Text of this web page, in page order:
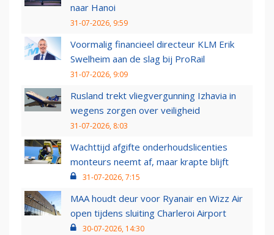
naar Hanoi
31-07-2026, 9:59
Voormalig financieel directeur KLM Erik
Swelheim aan de slag bij ProRail
31-07-2026, 9:09
Rusland trekt vliegvergunning Izhavia in
wegens zorgen over veiligheid
31-07-2026, 8:03
Wachttijd afgifte onderhoudslicenties
monteurs neemt af, maar krapte blijft
31-07-2026, 7:15
MAA houdt deur voor Ryanair en Wizz Air
open tijdens sluiting Charleroi Airport
30-07-2026, 14:30